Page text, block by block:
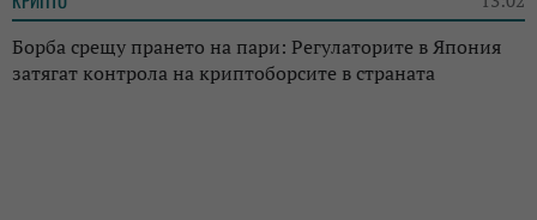
Борба срещу прането на пари: Регулаторите в Япония
затягат контрола на криптоборсите в страната